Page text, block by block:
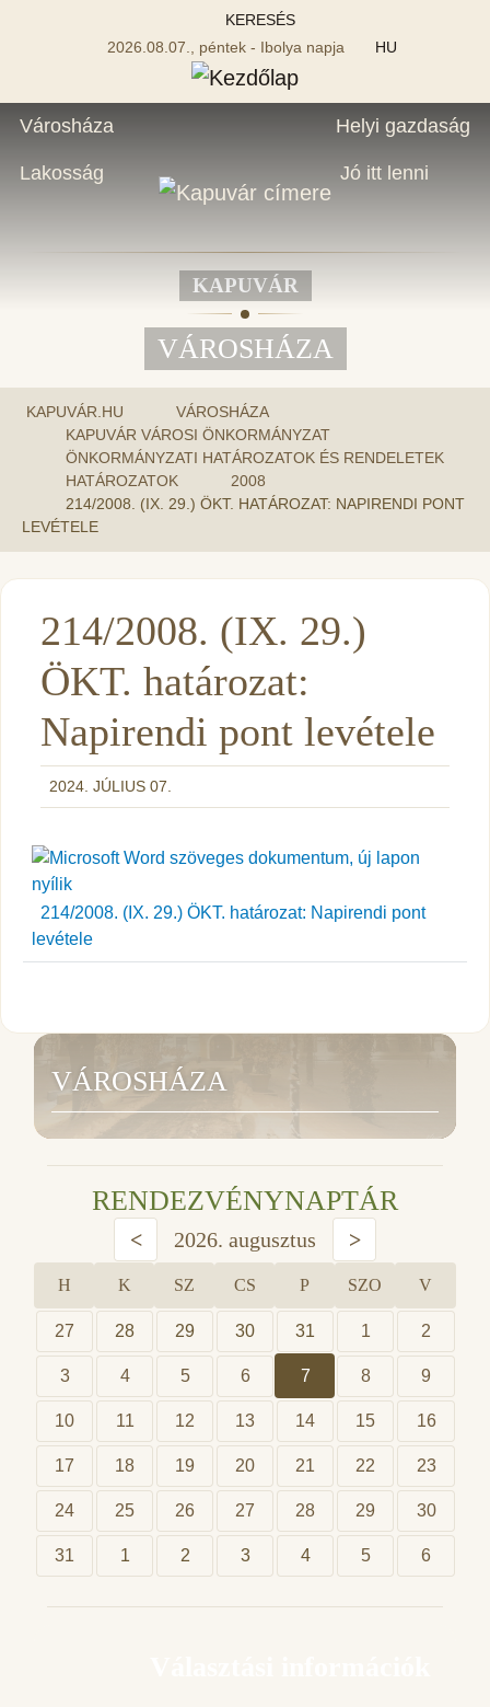
KERESÉS
2026.08.07., péntek - Ibolya napja
HU
Városháza
Lakosság
Helyi gazdaság
Jó itt lenni
KAPUVÁR
VÁROSHÁZA
KAPUVÁR.HU
VÁROSHÁZA
KAPUVÁR VÁROSI ÖNKORMÁNYZAT
ÖNKORMÁNYZATI HATÁROZATOK ÉS RENDELETEK
HATÁROZATOK
2008
214/2008. (IX. 29.) ÖKT. HATÁROZAT: NAPIRENDI PONT
LEVÉTELE
214/2008. (IX. 29.)
ÖKT. határozat:
Napirendi pont levétele
2024. JÚLIUS 07.
214/2008. (IX. 29.) ÖKT. határozat: Napirendi pont
levétele
VÁROSHÁZA
RENDEZVÉNYNAPTÁR
< 2026. augusztus >
H K SZ CS P SZO V
27 28 29 30 31 1 2
3 4 5 6 7 8 9
10 11 12 13 14 15 16
17 18 19 20 21 22 23
24 25 26 27 28 29 30
31 1 2 3 4 5 6